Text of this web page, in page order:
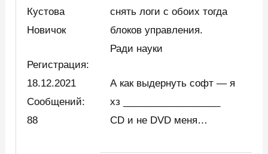
Кустова
Новичок
Регистрация:
18.12.2021
Сообщений:
88
снять логи с обоих тогда
блоков управления.
Ради науки
А как выдернуть софт — я
хз __________________
CD и не DVD меня…